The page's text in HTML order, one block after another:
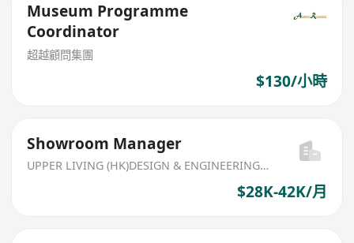
Museum Programme
Coordinator
超越顧問集團
$130/小時
Showroom Manager
UPPER LIVING (HK)DESIGN & ENGINEERING LIMITED
$28K-42K/月